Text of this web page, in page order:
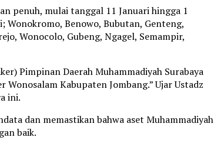
penuh, mulai tanggal 11 Januari hingga 1
Wonokromo, Benowo, Bubutan, Genteng,
Wonocolo, Gubeng, Ngagel, Semampir,
Pimpinan Daerah Muhammadiyah Surabaya
Kabupaten Jombang.” Ujar Ustadz
ini.
dan memastikan bahwa aset Muhammadiyah
baik.